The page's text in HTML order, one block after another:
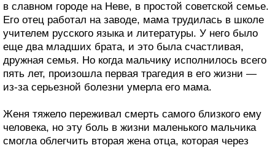
в славном городе на Неве, в простой советской семье.
Его отец работал на заводе, мама трудилась в школе
учителем русского языка и литературы. У него было
еще два младших брата, и это была счастливая,
дружная семья. Но когда мальчику исполнилось всего
пять лет, произошла первая трагедия в его жизни —
из-за серьезной болезни умерла его мама.
Женя тяжело переживал смерть самого близкого ему
человека, но эту боль в жизни маленького мальчика
смогла облегчить вторая жена отца, которая через